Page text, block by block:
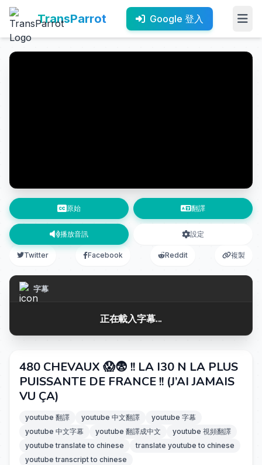
TransParrot Google 登入
原始 翻譯
播放音訊 設定
Twitter Facebook Reddit 複製
字幕
正在載入字幕...
480 CHEVAUX 😱😨 !! LA I30 N LA PLUS
PUISSANTE DE FRANCE !! (J’AI JAMAIS
VU ÇA)
youtube 翻譯 youtube 中文翻譯
youtube 字幕
youtube 中文字幕
youtube 翻譯成中文
youtube 視頻翻譯
youtube translate to chinese
translate youtube to chinese
youtube transcript to chinese